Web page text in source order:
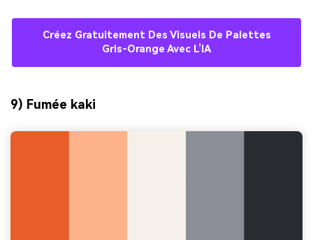
Créez Gratuitement Des Visuels De Palettes
Gris-Orange Avec L’IA
9) Fumée kaki